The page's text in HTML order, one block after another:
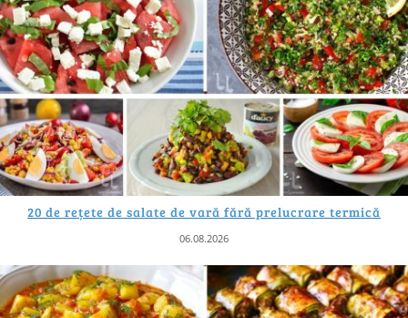
20 de rețete de salate de vară fără prelucrare termică
06.08.2026